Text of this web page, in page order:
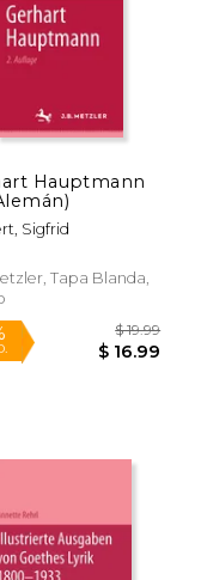
15%
dcto.
Hauptmann
Sigfrid
Tapa Blanda,